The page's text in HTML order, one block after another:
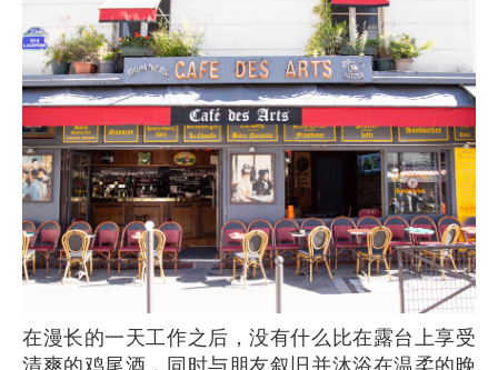
在漫长的一天工作之后，没有什么比在露台上享受
清爽的鸡尾酒，同时与朋友叙旧并沐浴在温柔的晚